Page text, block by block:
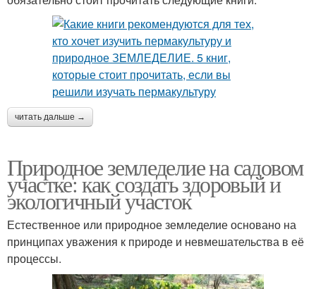
читать дальше →
Природное земледелие на садовом
участке: как создать здоровый и
экологичный участок
Естественное или природное земледелие основано на
принципах уважения к природе и невмешательства в её
процессы.